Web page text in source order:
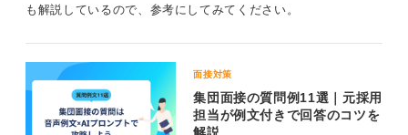
のですが」とつなげる質問が良いと考えられます。
たとえば、店舗がある企業であれば、「〇〇店舗にうか
がった際に、このような対応をしていただきましたが、
これは御社にとっては当然のことなのでしょうか？」と
いった形です。
も解説しているので、参考にしてみてください。
面接対策
集団面接の質問例11選｜元採用
担当が例文付きで回答のコツを
解説